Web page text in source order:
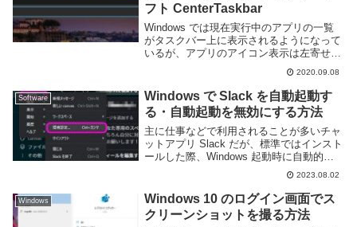
フト CenterTaskbar
Windows では現在実行中のアプリの一覧
がタスクバー上に表示されるようになって
いるが、アプリのアイコン表示は左寄せで
固定となっている。大画面で利用している
人などであれば左寄せでは若干不便な事も
あるのではないかと思う。CenterTask...
2020.09.08
Software
Windows で Slack を自動起動す
る・自動起動を無効にする方法
主に仕事などで利用されることが多いチャ
ットアプリ Slack だが、標準ではインスト
ールした際、Windows 起動時に自動的に
実行するように設定されている。通常チャ
ットアプリは開きっぱなしにして扱うこと
が多いため自動起動すると便利ではある...
2023.08.02
Windows
Windows 10 のログイン画面でス
クリーンショットを撮る方法